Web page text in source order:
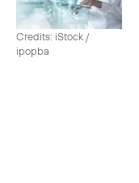
Credits: iStock /
ipopba